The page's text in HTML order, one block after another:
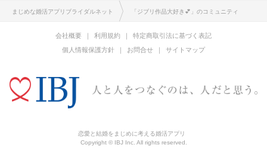
まじめな婚活アプリブライダルネット 「ジブリ作品大好き💕」のコミュニティ
会社概要 利用規約
特定商取引法に基づく表記
個人情報保護方針
お問合せ サイトマップ
恋愛と結婚をまじめに考える婚活アプリ
Copyright © IBJ Inc. All rights reserved.